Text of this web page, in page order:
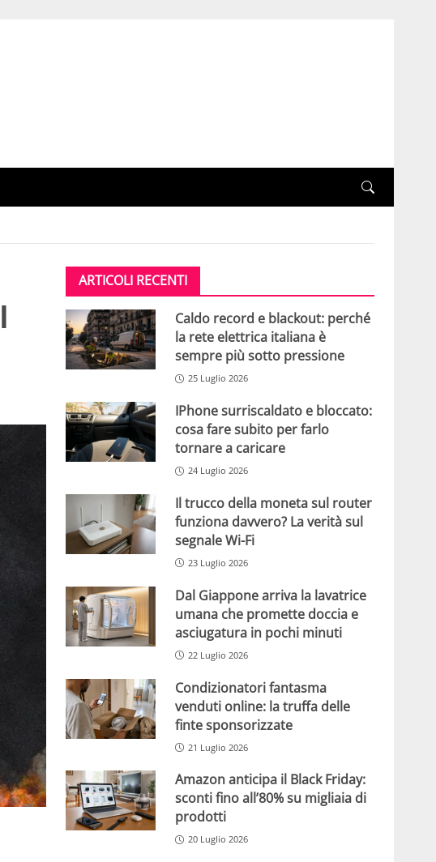
ARTICOLI RECENTI
Caldo record e blackout: perché
la rete elettrica italiana è
sempre più sotto pressione
25 Luglio 2026
IPhone surriscaldato e bloccato:
cosa fare subito per farlo
tornare a caricare
24 Luglio 2026
Il trucco della moneta sul router
funziona davvero? La verità sul
segnale Wi-Fi
23 Luglio 2026
Dal Giappone arriva la lavatrice
umana che promette doccia e
asciugatura in pochi minuti
22 Luglio 2026
Condizionatori fantasma
venduti online: la truffa delle
finte sponsorizzate
21 Luglio 2026
Amazon anticipa il Black Friday:
sconti fino all’80% su migliaia di
prodotti
20 Luglio 2026